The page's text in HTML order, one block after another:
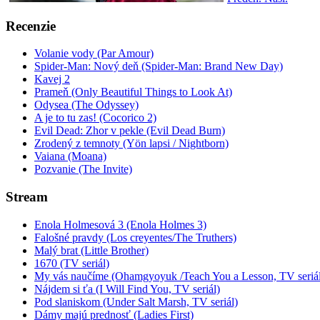
Recenzie
Volanie vody (Par Amour)
Spider-Man: Nový deň (Spider-Man: Brand New Day)
Kavej 2
Prameň (Only Beautiful Things to Look At)
Odysea (The Odyssey)
A je to tu zas! (Cocorico 2)
Evil Dead: Zhor v pekle (Evil Dead Burn)
Zrodený z temnoty (Yön lapsi / Nightborn)
Vaiana (Moana)
Pozvanie (The Invite)
Stream
Enola Holmesová 3 (Enola Holmes 3)
Falošné pravdy (Los creyentes/The Truthers)
Malý brat (Little Brother)
1670 (TV seriál)
My vás naučíme (Ohamgyoyuk /Teach You a Lesson, TV
Nájdem si ťa (I Will Find You, TV seriál)
Pod slaniskom (Under Salt Marsh, TV seriál)
Dámy majú prednosť (Ladies First)